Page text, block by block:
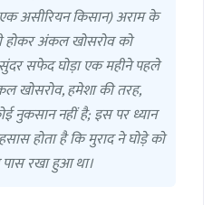
असीरियन किसान) अराम के
होकर अंकल खोसरोव को
सफेद घोड़ा एक महीने पहले
खोसरोव, हमेशा की तरह,
नुकसान नहीं है; इस पर ध्यान
होता है कि मुराद ने घोड़े को
रखा हुआ था।